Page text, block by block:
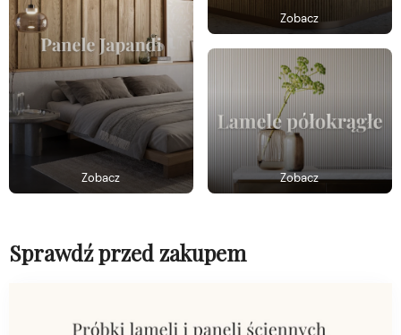
Zobacz
Zobacz
Zobacz
Sprawdź przed zakupem